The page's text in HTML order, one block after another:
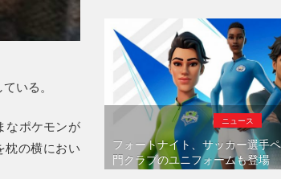
いる。
なポケモンが
枕の横におい
ニュース
フォートナイト、サッカー選手
門クラブのユニフォームも登場